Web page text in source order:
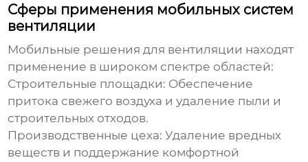
Сферы применения мобильных систем
вентиляции
Мобильные решения для вентиляции находят
применение в широком спектре областей:
Строительные площадки: Обеспечение
притока свежего воздуха и удаление пыли и
строительных отходов.
Производственные цеха: Удаление вредных
веществ и поддержание комфортной